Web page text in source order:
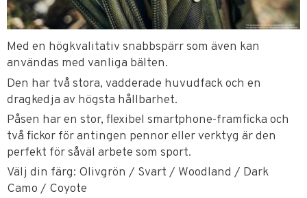
Med en högkvalitativ snabbspärr som även kan
användas med vanliga bälten.
Den har två stora, vadderade huvudfack och en
dragkedja av högsta hållbarhet.
Påsen har en stor, flexibel smartphone-framficka och
två fickor för antingen pennor eller verktyg är den
perfekt för såväl arbete som sport.
Välj din färg: Olivgrön / Svart / Woodland / Dark
Camo / Coyote